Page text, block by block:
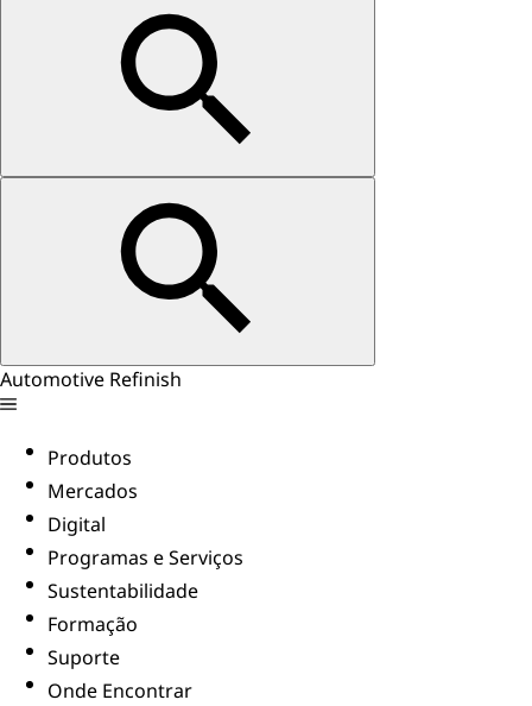
Automotive Refinish
Produtos
Mercados
Digital
Programas e Serviços
Sustentabilidade
Formação
Suporte
Onde Encontrar